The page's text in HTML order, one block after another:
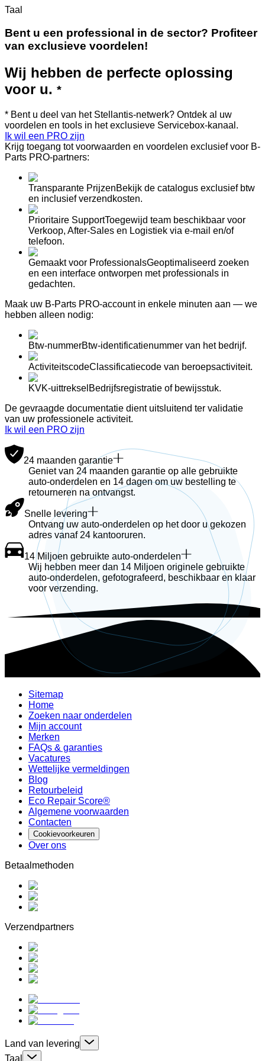
Taal
Bent u een professional in de sector? Profiteer
van exclusieve voordelen!
Wij hebben de perfecte oplossing
voor u. *
* Bent u deel van het Stellantis-netwerk? Ontdek al uw
voordelen en tools in het exclusieve Servicebox-kanaal.
Ik wil een PRO zijn
Krijg toegang totvoorwaarden en voordelen exclusief voor B-
Parts PRO-partners:
Transparante PrijzenBekijk de catalogus exclusief btw
en inclusief verzendkosten.
Prioritaire SupportToegewijd team beschikbaar voor
Verkoop, After-Sales en Logistiek via e-mail en/of
telefoon.
Gemaakt voor ProfessionalsGeoptimaliseerd zoeken
en een interface ontworpen met professionals in
gedachten.
Maak uw B-Parts PRO-account in enkele minuten aan — we
hebben alleen nodig:
Btw-nummerBtw-identificatienummer van het bedrijf.
ActiviteitscodeClassificatiecode van beroepsactiviteit.
KVK-uittreksel Bedrijfsregistratie of bewijsstuk.
De gevraagde documentatie dient uitsluitend ter validatie
van uw professionele activiteit.
Ik wil een PRO zijn
24 maanden garantie
Geniet van 24 maanden garantie op alle gebruikte
auto-onderdelen en 14 dagen om uw bestelling te
retourneren na ontvangst.
Snelle levering
Ontvang uw auto-onderdelen op het door u gekozen
adres vanaf 24 kantooruren.
14 Miljoen gebruikte auto-onderdelen
Wij hebben meer dan 14 Miljoen originele gebruikte
auto-onderdelen, gefotografeerd, beschikbaar en klaar
voor verzending.
Sitemap
Home
Zoeken naar onderdelen
Mijn account
Merken
FAQs & garanties
Vacatures
Wettelijke vermeldingen
Blog
Retourbeleid
Eco Repair Score®
Algemene voorwaarden
Contacten
Cookievoorkeuren
Over ons
Betaalmethoden
Verzendpartners
Land van levering
Taal